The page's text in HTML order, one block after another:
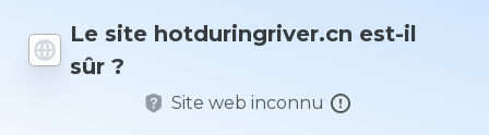
Le site hotduringriver.cn est-il
sûr ?
Site web inconnu
vous à ce
site ?